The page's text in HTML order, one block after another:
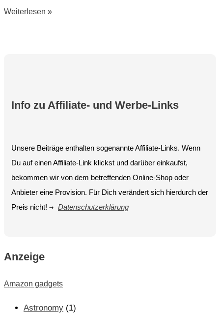
BenQ
Weiterlesen »
Info zu Affiliate- und Werbe-Links
Unsere Beiträge enthalten sogenannte Affiliate-Links. Wenn
Du auf einen Affiliate-Link klickst und darüber einkaufst,
bekommen wir von dem betreffenden Online-Shop oder
Anbieter eine Provision. Für Dich verändert sich hierdurch der
Preis nicht! → Datenschutzerklärung
Anzeige
Amazon gadgets
Astronomy (1)